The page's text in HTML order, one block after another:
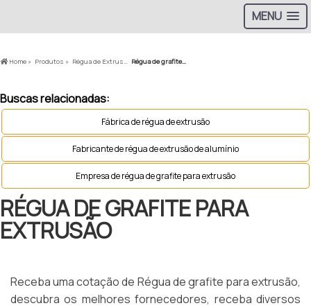
MENU
Home » Produtos » Régua de Extrusão » Régua de grafite para extrusão
Buscas relacionadas:
Fábrica de régua de extrusão
Fabricante de régua de extrusão de alumínio
Empresa de régua de grafite para extrusão
RÉGUA DE GRAFITE PARA
EXTRUSÃO
Receba uma cotação de Régua de grafite para extrusão,
descubra os melhores fornecedores, receba diversos